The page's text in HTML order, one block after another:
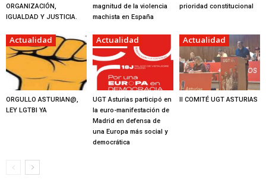
ORGANIZACIÓN,
IGUALDAD Y JUSTICIA.
magnitud de la violencia
machista en España
prioridad constitucional
Actualidad
ORGULLO ASTURIAN@,
LEY LGTBI YA
Actualidad
UGT Asturias participó en
la euro-manifestación de
Madrid en defensa de
una Europa más social y
democrática
Actualidad
II COMITÉ UGT ASTURIAS